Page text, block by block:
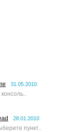
31.05.2010
28.01.2010
пункт..